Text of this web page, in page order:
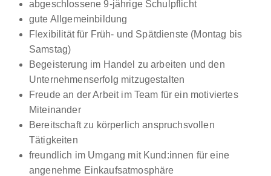
abgeschlossene 9-jährige Schulpflicht
gute Allgemeinbildung
Flexibilität für Früh- und Spätdienste (Montag bis
Samstag)
Begeisterung im Handel zu arbeiten und den
Unternehmenserfolg mitzugestalten
Freude an der Arbeit im Team für ein motiviertes
Miteinander
Bereitschaft zu körperlich anspruchsvollen
Tätigkeiten
freundlich im Umgang mit Kund:innen für eine
angenehme Einkaufsatmosphäre